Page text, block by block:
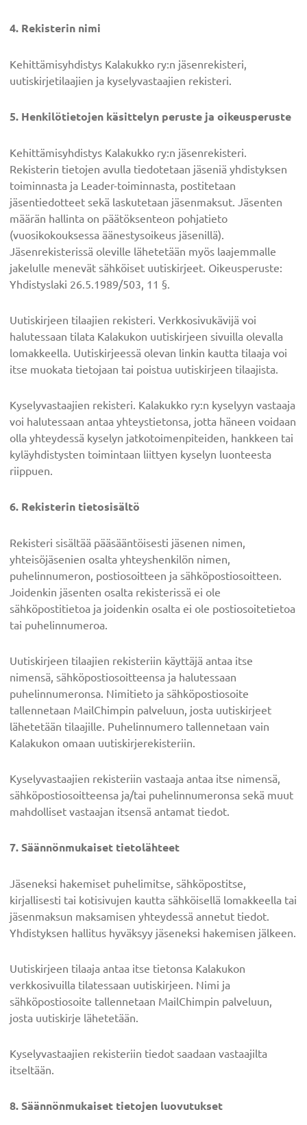
4. Rekisterin nimi
Kehittämisyhdistys Kalakukko ry:n jäsenrekisteri,
uutiskirjetilaajien ja kyselyvastaajien rekisteri.
5. Henkilötietojen käsittelyn peruste ja oikeusperuste
Kehittämisyhdistys Kalakukko ry:n jäsenrekisteri.
Rekisterin tietojen avulla tiedotetaan jäseniä yhdistyksen
toiminnasta ja Leader-toiminnasta, postitetaan
jäsentiedotteet sekä laskutetaan jäsenmaksut. Jäsenten
määrän hallinta on päätöksenteon pohjatieto
(vuosikokouksessa äänestysoikeus jäsenillä).
Jäsenrekisterissä oleville lähetetään myös laajemmalle
jakelulle menevät sähköiset uutiskirjeet. Oikeusperuste:
Yhdistyslaki 26.5.1989/503, 11 §.
Uutiskirjeen tilaajien rekisteri. Verkkosivukävijä voi
halutessaan tilata Kalakukon uutiskirjeen sivuilla olevalla
lomakkeella. Uutiskirjeessä olevan linkin kautta tilaaja voi
itse muokata tietojaan tai poistua uutiskirjeen tilaajista.
Kyselyvastaajien rekisteri. Kalakukko ry:n kyselyyn vastaaja
voi halutessaan antaa yhteystietonsa, jotta häneen voidaan
olla yhteydessä kyselyn jatkotoimenpiteiden, hankkeen tai
kyläyhdistysten toimintaan liittyen kyselyn luonteesta
riippuen.
6. Rekisterin tietosisältö
Rekisteri sisältää pääsääntöisesti jäsenen nimen,
yhteisöjäsenien osalta yhteyshenkilön nimen,
puhelinnumeron, postiosoitteen ja sähköpostiosoitteen.
Joidenkin jäsenten osalta rekisterissä ei ole
sähköpostitietoa ja joidenkin osalta ei ole postiosoitetietoa
tai puhelinnumeroa.
Uutiskirjeen tilaajien rekisteriin käyttäjä antaa itse
nimensä, sähköpostiosoitteensa ja halutessaan
puhelinnumeronsa. Nimitieto ja sähköpostiosoite
tallennetaan MailChimpin palveluun, josta uutiskirjeet
lähetetään tilaajille. Puhelinnumero tallennetaan vain
Kalakukon omaan uutiskirjerekisteriin.
Kyselyvastaajien rekisteriin vastaaja antaa itse nimensä,
sähköpostiosoitteensa ja/tai puhelinnumeronsa sekä muut
mahdolliset vastaajan itsensä antamat tiedot.
7. Säännönmukaiset tietolähteet
Jäseneksi hakemiset puhelimitse, sähköpostitse,
kirjallisesti tai kotisivujen kautta sähköisellä lomakkeella tai
jäsenmaksun maksamisen yhteydessä annetut tiedot.
Yhdistyksen hallitus hyväksyy jäseneksi hakemisen jälkeen.
Uutiskirjeen tilaaja antaa itse tietonsa Kalakukon
verkkosivuilla tilatessaan uutiskirjeen. Nimi ja
sähköpostiosoite tallennetaan MailChimpin palveluun,
josta uutiskirje lähetetään.
Kyselyvastaajien rekisteriin tiedot saadaan vastaajilta
itseltään.
8. Säännönmukaiset tietojen luovutukset